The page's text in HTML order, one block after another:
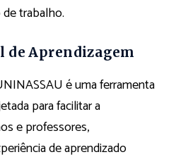
trabalho.
Aprendizagem
é uma ferramenta
para facilitar a
e professores,
de aprendizado